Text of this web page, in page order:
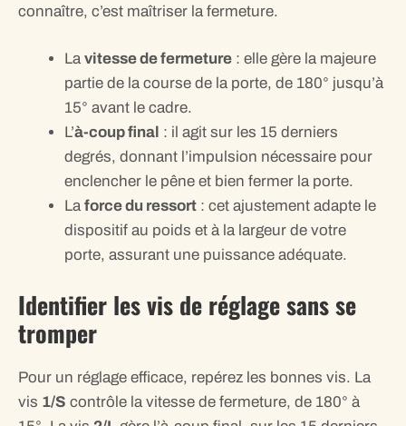
connaître, c’est maîtriser la fermeture.
Lavitesse de fermeture : elle gère la majeure
partie de la course de la porte, de 180° jusqu’à
15° avant le cadre.
L’à-coup final : il agit sur les 15 derniers
degrés, donnant l’impulsion nécessaire pour
enclencher le pêne et bien fermer la porte.
Laforce du ressort : cet ajustement adapte le
dispositif au poids et à la largeur de votre
porte, assurant une puissance adéquate.
Identifier les vis de réglage sans se
tromper
Pour un réglage efficace, repérez les bonnes vis. La
vis 1/S contrôle la vitesse de fermeture, de 180° à